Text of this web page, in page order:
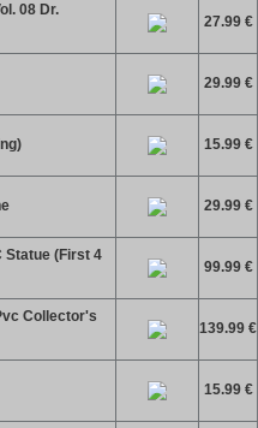
08 Dr.
27.99 €
29.99 €
15.99 €
29.99 €
Statue (First 4
99.99 €
Collector's
139.99 €
15.99 €